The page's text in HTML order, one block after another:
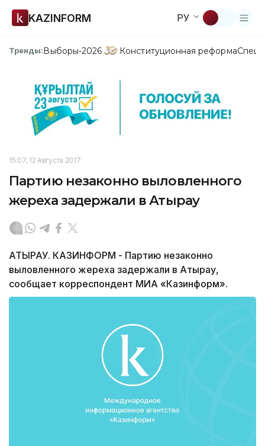
KAZINFORM РУ
Тренды:Выборы-2026 Конституционная реформа
15:07, 12 Августа 2017
Партию незаконно выловленного
жереха задержали в Атырау
АТЫРАУ. КАЗИНФОРМ - Партию незаконно
выловленного жереха задержали в Атырау,
сообщает корреспондент МИА «Казинформ».